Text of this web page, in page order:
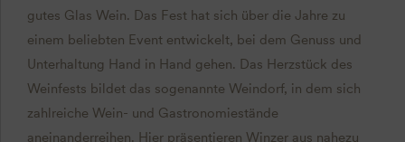
gutes Glas Wein. Das Fest hat sich über die Jahre zu
einem beliebten Event entwickelt, bei dem Genuss und
Unterhaltung Hand in Hand gehen. Das Herzstück des
Weinfests bildet das sogenannte Weindorf, in dem sich
zahlreiche Wein- und Gastronomiestände
aneinanderreihen. Hier präsentieren Winzer aus nahezu